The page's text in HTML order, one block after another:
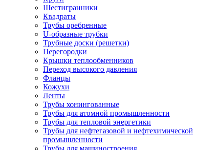
Шестигранники
Квадраты
Трубы оребренные
U-образные трубки
Трубные доски (решетки)
Перегородки
Крышки теплообменников
Переход высокого давления
Фланцы
Кожухи
Ленты
Трубы хонингованные
Трубы для атомной промышленности
Трубы для тепловой энергетики
Трубы для нефтегазовой и нефтехимической
промышленности
Трубы для машиностроения